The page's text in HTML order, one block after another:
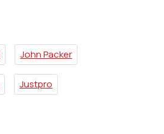
John Packer
Justpro